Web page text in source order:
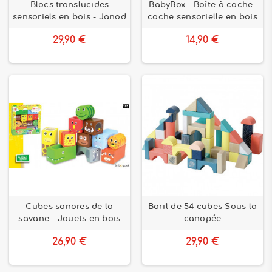
Blocs translucides
sensoriels en bois - Janod
29,90 €
BabyBox – Boîte à cache-
cache sensorielle en bois
14,90 €
Cubes sonores de la
savane - Jouets en bois
26,90 €
Baril de 54 cubes Sous la
canopée
29,90 €